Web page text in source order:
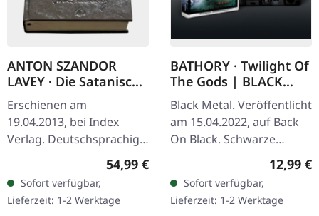
ANTON SZANDOR
LAVEY · Die Satanische
Bibel / Die
Satanischen Rituale |
LEATHER EDITION
BOOK
Erschienen am
19.04.2013, bei Index
Verlag. Deutschsprachige
Ausgabe Grundlagenwerk
der amerikanischen
Church of Satan In “Die
Satanische Bibel”…
Regulärer Preis:
54,99 €
Sofort verfügbar,
Lieferzeit: 1-2 Werktage
BATHORY · Twilight Of
The Gods | BLACK
TAPE
Black Metal. Veröffentlicht
am 15.04.2022, auf Back
On Black. Schwarze
Musik-Kassette. "Twilight
Of The Gods" steht als
eines von Bathorys…
12,99 €
Sofort verfügbar,
Lieferzeit: 1-2 Werktage